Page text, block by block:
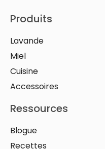
Produits
Lavande
Miel
Cuisine
Accessoires
Ressources
Blogue
Recettes